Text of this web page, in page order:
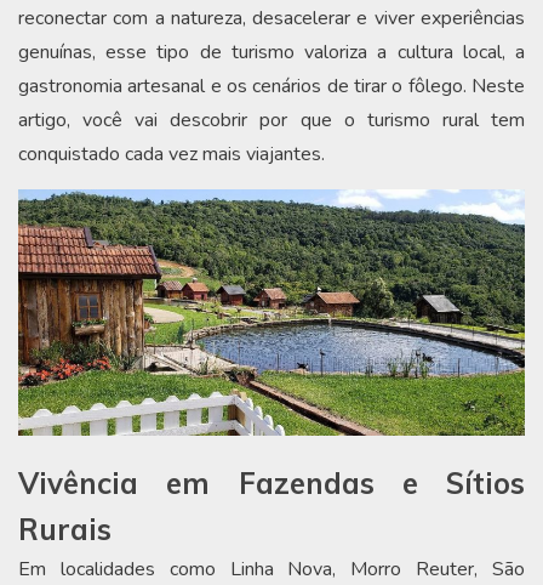
reconectar com a natureza, desacelerar e viver experiências
genuínas, esse tipo de turismo valoriza a cultura local, a
gastronomia artesanal e os cenários de tirar o fôlego. Neste
artigo, você vai descobrir por que o turismo rural tem
conquistado cada vez mais viajantes.
Vivência em Fazendas e Sítios
Rurais
Em localidades como Linha Nova, Morro Reuter, São